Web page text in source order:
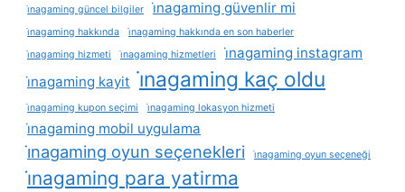
i̇nagaming güncel bilgiler i̇nagaming güvenlir mi
i̇nagaming hakkında
i̇nagaming hakkında en son haberler
i̇nagaming hizmeti
i̇nagaming hizmetleri
i̇nagaming instagram
i̇nagaming kayit
i̇nagaming kaç oldu
i̇nagaming kupon seçimi i̇nagaming lokasyon hizmeti
i̇nagaming mobil uygulama
i̇nagaming oyun seçenekleri i̇nagaming oyun seçeneği
i̇nagaming para yatirma